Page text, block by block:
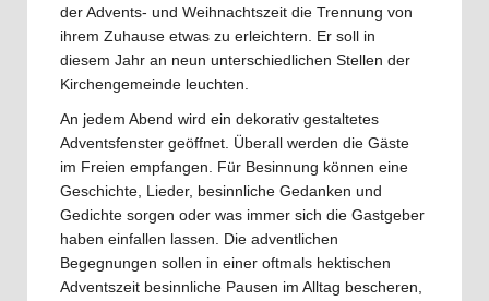
der Advents- und Weihnachtszeit die Trennung von
ihrem Zuhause etwas zu erleichtern. Er soll in
diesem Jahr an neun unterschiedlichen Stellen der
Kirchengemeinde leuchten.
An jedem Abend wird ein dekorativ gestaltetes
Adventsfenster geöffnet. Überall werden die Gäste
im Freien empfangen. Für Besinnung können eine
Geschichte, Lieder, besinnliche Gedanken und
Gedichte sorgen oder was immer sich die Gastgeber
haben einfallen lassen. Die adventlichen
Begegnungen sollen in einer oftmals hektischen
Adventszeit besinnliche Pausen im Alltag bescheren,